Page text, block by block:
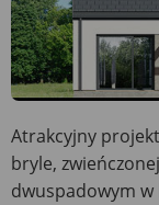
Atrakcyjny
bryle,
dwuspadowym